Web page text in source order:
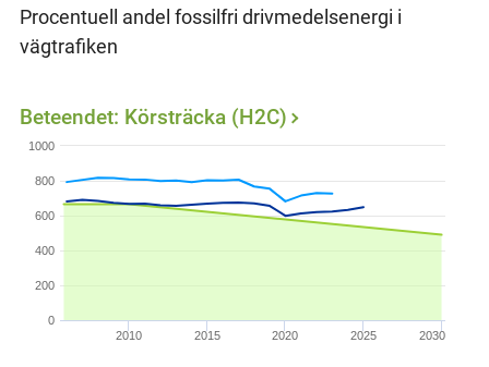
Procentuell andel fossilfri drivmedelsenergi i
vägtrafiken
2010 2015 2020 2025 2030
0
200
400
600
800
1000
Beteendet: Körsträcka (H2C)